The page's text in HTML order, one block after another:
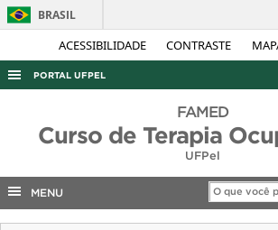
ACESSIBILIDADE CONTRASTE
BRASIL
Acesso
PORTAL UFPEL
AUDITORIA
CONCURSOS
FAMED
Curso de Terapia
UFPel
MENU